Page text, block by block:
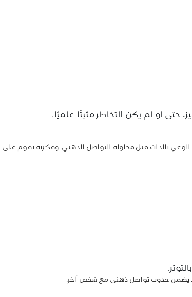
حتى لو لم يكن التخاطر مثبتًا علميًا.
الوعي بالذات قبل محاولة التواصل الذهني. وفكرته تقوم على
لا يضمن حدوث تواصل ذهني مع شخص آخر.